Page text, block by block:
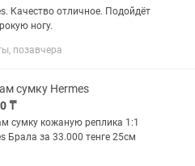
Качество отличное. Подойдёт
ногу.
позавчера
сумку Hermes
₸
сумку кожаную реплика 1:1
Hermes Брала за 33.000 тенге 25см